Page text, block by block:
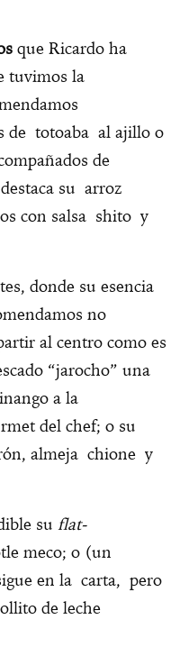
que Ricardo ha
tuvimos la
de totoaba al ajillo o
de
su arroz
con salsa shito y
donde su esencia
no
al centro como es
“jarocho” una
a la
del chef; o su
almeja chione y
su flat-
meco; o (un
en la carta, pero
de leche